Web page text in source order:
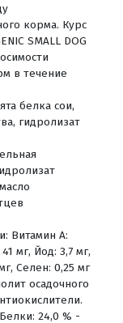
корма. Курс
SMALL DOG
в течение
белка сои,
гидролизат
Витамин A:
мг, Йод: 3,7 мг,
Ceлeн: 0,25 мг
осадочного
24,0 % -